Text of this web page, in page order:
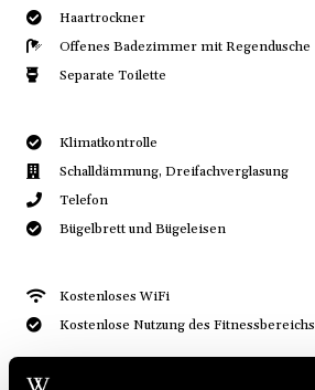
Haartrockner
Offenes Badezimmer mit Regendusche
Separate Toilette
Klimatkontrolle
Schalldämmung, Dreifachverglasung
Telefon
Bügelbrett und Bügeleisen
Kostenloses WiFi
Kostenlose Nutzung des Fitnessbereichs